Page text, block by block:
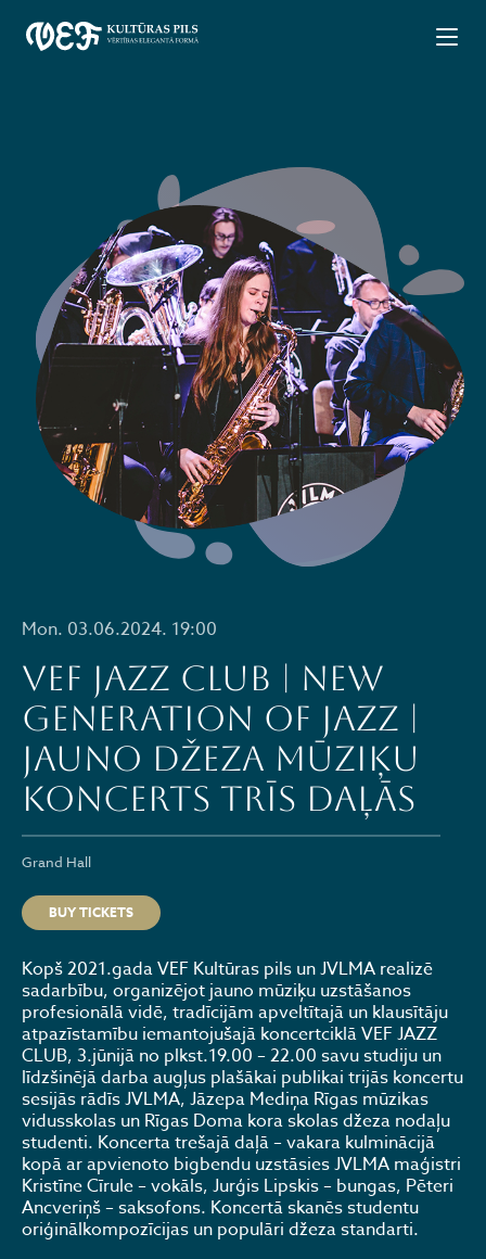
Mon. 03.06.2024. 19:00
VEF JAZZ CLUB | NEW
GENERATION OF JAZZ |
Jauno džeza mūziķu
koncerts trīs daļās
Grand Hall
BUY TICKETS
Kopš 2021.gada VEF Kultūras pils un JVLMA realizē
sadarbību, organizējot jauno mūziķu uzstāšanos
profesionālā vidē, tradīcijām apveltītajā un klausītāju
atpazīstamību iemantojušajā koncertciklā VEF JAZZ
CLUB, 3.jūnijā no plkst.19.00 – 22.00 savu studiju un
līdzšinējā darba augļus plašākai publikai trijās koncertu
sesijās rādīs JVLMA, Jāzepa Mediņa Rīgas mūzikas
vidusskolas un Rīgas Doma kora skolas džeza nodaļu
studenti. Koncerta trešajā daļā – vakara kulminācijā
kopā ar apvienoto bigbendu uzstāsies JVLMA maģistri
Kristīne Cīrule – vokāls, Jurģis Lipskis – bungas, Pēteri
Ancveriņš – saksofons. Koncertā skanēs studentu
oriģinālkompozīcijas un populāri džeza standarti.